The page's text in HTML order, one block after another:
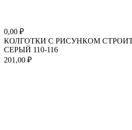
0,00 ₽
КОЛГОТКИ С РИСУНКОМ
СЕРЫЙ 110-116
201,00 ₽